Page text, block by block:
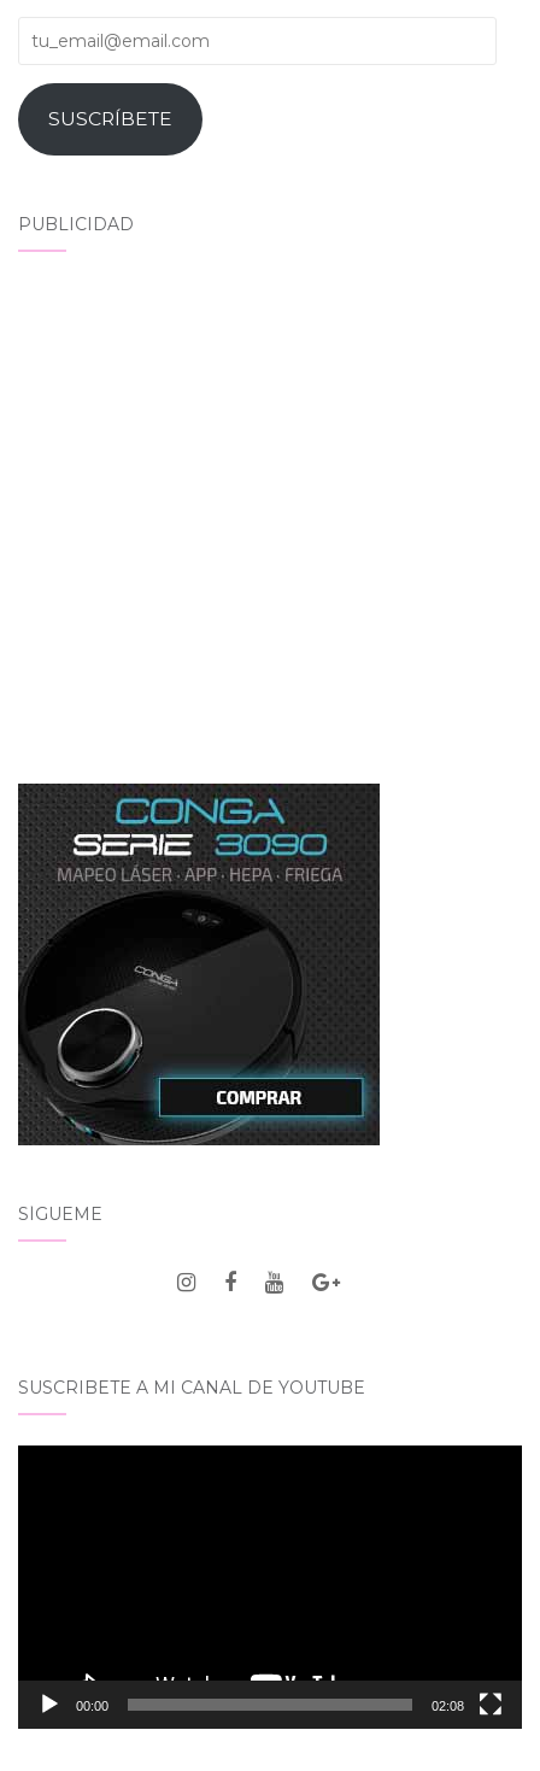
tu_email@email.com
SUSCRÍBETE
PUBLICIDAD
SÍGUEME
SUSCRIBETE A MI CANAL DE YOUTUBE
00:00 02:08